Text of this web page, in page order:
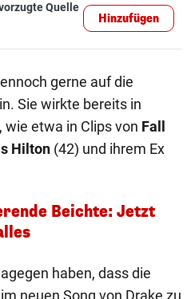
Quelle
Hinzufügen
gerne auf die
Sie wirkte bereits in
etwa in Clips von Fall
Hilton (42) und ihrem Ex
Beichte: Jetzt
haben, dass die
neuen Song von Drake zu